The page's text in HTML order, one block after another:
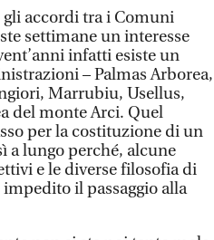
accordi tra i Comuni
settimane un interesse
infatti esiste un
– Palmas Arborea,
Marrubiu, Usellus,
del monte Arci. Quel
per la costituzione di un
a lungo perché, alcune
e le diverse filosofia di
il passaggio alla